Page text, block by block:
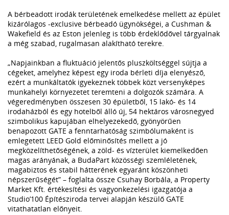
A bérbeadott irodák területének emelkedése mellett az épület
kizárólagos -exclusive bérbeadó ügynökségei, a Cushman &
Wakefield és az Eston jelenleg is több érdeklődővel tárgyalnak
a még szabad, rugalmasan alakítható terekre.
„Napjainkban a fluktuáció jelentős pluszköltséggel sújtja a
cégeket, amelyhez képest egy iroda bérleti díja elenyésző,
ezért a munkáltatók igyekeznek többek közt versenyképes
munkahelyi környezetet teremteni a dolgozók számára. A
végeredményben összesen 30 épületből, 15 lakó- és 14
irodaházból és egy hotelből álló új, 54 hektáros városnegyed
szimbolikus kapujában elhelyezekedő, gyönyörűen
benapozott GATE a fenntarhatóság szimbólumaként is
emlegetett LEED Gold előminősítés mellett a jó
megközelíthetőségének, a zöld- és vízterület kiemelkedően
magas arányának, a BudaPart közösségi szemléletének,
magabiztos és stabil hátterének egyaránt köszönheti
népszerűségét” – foglalta össze Csuhay Borbála, a Property
Market Kft. értékesítési és vagyonkezelési igazgatója a
Studio’100 Építésziroda tervei alapján készülő GATE
vitathatatlan előnyeit.